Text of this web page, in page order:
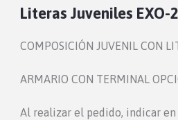
Literas Juveniles EXO-
COMPOSICIÓN JUVENIL CON
ARMARIO CON TERMINAL
Al realizar el pedido, indicar